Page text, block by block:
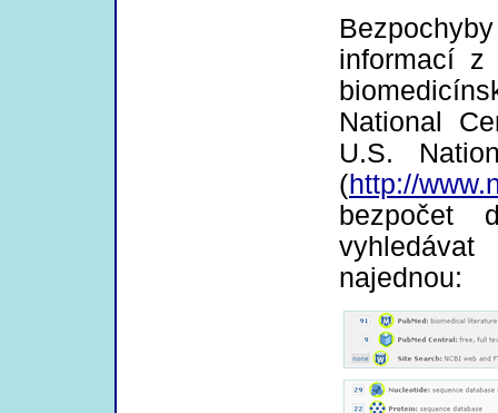
informací z
National
U.S.
(http://
bezpočet
najednou: